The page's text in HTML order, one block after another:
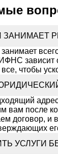
ЗАНИМАЕТ
зависит
чтобы
вам после
договор, и
УСЛУГИ